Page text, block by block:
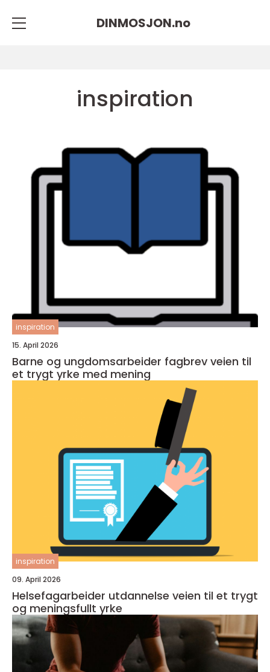
DINMOSJON.no
inspiration
inspiration
15. April 2026
Barne og ungdomsarbeider fagbrev veien til
et trygt yrke med mening
inspiration
09. April 2026
Helsefagarbeider utdannelse veien til et trygt
og meningsfullt yrke